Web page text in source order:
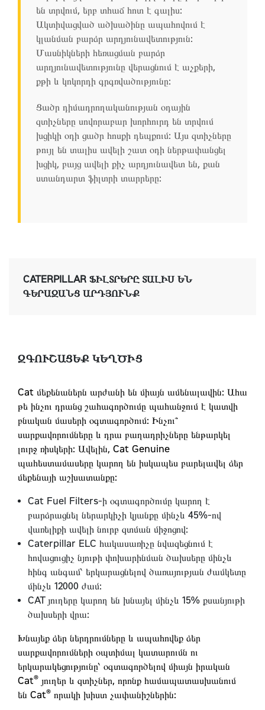
են տրվում, երբ տհաճ հոտ է գալիս:
Ակտիվացված ածխածինը ապահովում է
կլանման բարձր արդյունավետություն:
Մասնիկների հեռացման բարձր
արդյունավետությունը վերացնում է աչքերի,
քթի և կոկորդի գրգռվածությունը:
Ցածր դիմադրողականության օդային
զտիչները սովորաբար խորհուրդ են տրվում
խցիկի օդի ցածր հոսքի դեպքում: Այս զտիչները
թույլ են տալիս ավելի շատ օդի ներթափանցել
խցիկ, բայց ավելի քիչ արդյունավետ են, քան
ստանդարտ ֆիլտրի տարրերը:
CATERPILLAR ՖԻԼՏՐԵՐԸ ՏԱԼԻՍ ԵՆ
ԳԵՐԱԶԱՆՑ ԱՐԴՅՈՒՆՔ
ԶԳՈՒՇԱՑԵՔ ԿԵՂԾԻՑ
Cat մեքենաներն արժանի են միայն ամենալավին: Ահա
թե ինչու դրանց շահագործումը պահանջում է կատվի
բնական մասերի օգտագործում: Ինչու՞
սարքավորումները և դրա բաղադրիչները ենթարկել
լուրջ ռիսկերի: Ավելին, Cat Genuine
պահեստամասերը կարող են իսկապես բարելավել ձեր
մեքենայի աշխատանքը:
Cat Fuel Filters-ի օգտագործումը կարող է
բարձրացնել ներարկիչի կյանքը մինչև 45%-ով
վառելիքի ավելի նուրբ զտման միջոցով:
Caterpillar ELC հակասառիչը նվազեցնում է
հովացուցիչ նյութի փոխարինման ծախսերը մինչև
հինգ անգամ՝ երկարացնելով ծառայության ժամկետը
մինչև 12000 ժամ:
CAT յուղերը կարող են խնայել մինչև 15% քսանյութի
ծախսերի վրա:
Խնայեք ձեր ներդրումները և ապահովեք ձեր
սարքավորումների օպտիմալ կատարումն ու
երկարակեցությունը՝ օգտագործելով միայն իրական
Cat® յուղեր և զտիչներ, որոնք համապատասխանում
են Cat® որակի խիստ չափանիշներին: